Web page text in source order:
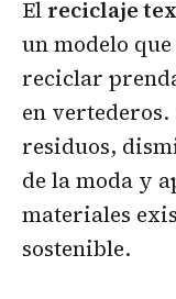
El reciclaje
un modelo
reciclar
en
residuos,
de la moda y
materiales
sostenible.